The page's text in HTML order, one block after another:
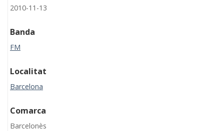
2010-11-13
Banda
FM
Localitat
Barcelona
Comarca
Barcelonès